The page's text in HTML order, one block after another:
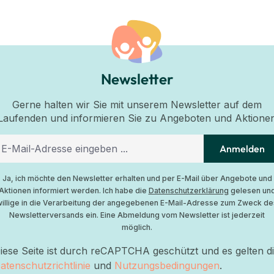
Newsletter
Gerne halten wir Sie mit unserem Newsletter auf dem
und informieren Sie zu Angeboten und
Anmelden
Ja, ich möchte den Newsletter erhalten und per E-Mail über Angebote und
informiert werden. Ich habe die Datenschutzerklärung gelesen
in die Verarbeitung der angegebenen E-Mail-Adresse zum Zweck
Newsletterversands ein. Eine Abmeldung vom Newsletter ist jederzeit
möglich.
Seite ist durch reCAPTCHA geschützt und es gelten
und Nutzungsbedingungen.